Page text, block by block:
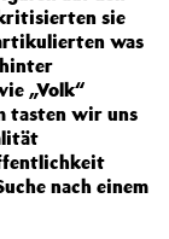
sie
was
„Volk“
tasten wir uns
nach einem